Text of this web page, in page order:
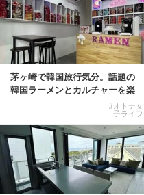
茅ヶ崎で韓国旅行気分。話題の
韓国ラーメンとカルチャーを楽
#オトナ女
子ライフ